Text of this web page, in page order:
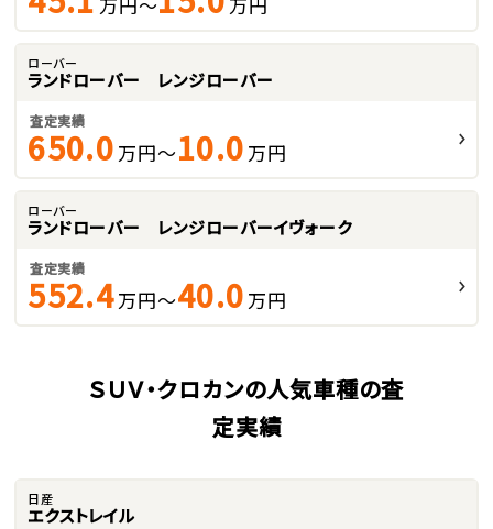
ローバー
ランドローバー レンジローバー
査定実績
650.0 万円～10.0 万円
ローバー
ランドローバー レンジローバーイヴォーク
査定実績
552.4万円～40.0 万円
ＳＵＶ・クロカンの人気車種の査
定実績
日産
エクストレイル